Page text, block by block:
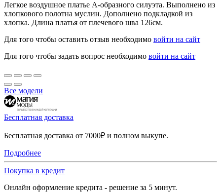
Легкое воздушное платье А-образного силуэта. Выполнено из
хлопкового полотна муслин. Дополнено подкладкой из
хлопка. Длина платья от плечевого шва 126см.
Для того чтобы оставить отзыв необходимо войти на сайт
Для того чтобы задать вопрос необходимо войти на сайт
Все модели
Бесплатная доставка
Бесплатная доставка от 7000₽ и полном выкупе.
Подробнее
Покупка в кредит
Онлайн оформление кредита - решение за 5 минут.